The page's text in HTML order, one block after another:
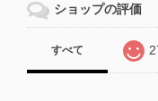
ショップの評価
すべて